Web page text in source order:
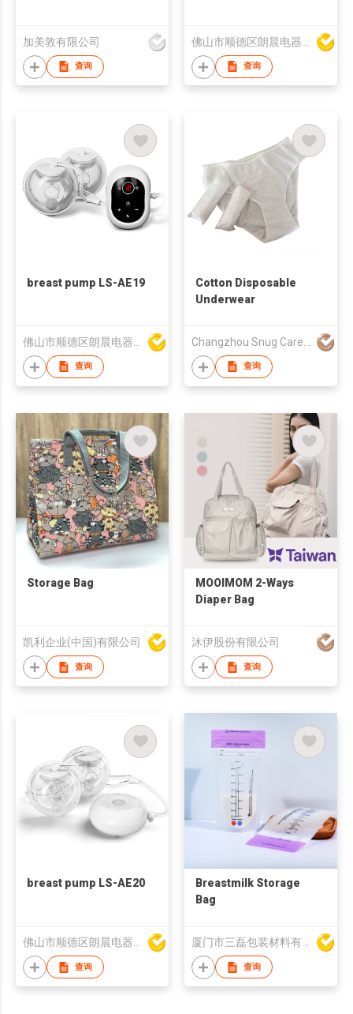
加美敦有限公司
查询 查询
breast pump LS-AE19
查询
Cotton Disposable
Underwear
查询
Storage Bag
凯利企业(中国)有限公司
查询
MOOIMOM 2-Ways
Diaper Bag
沐伊股份有限公司
查询
breast pump LS-AE20
佛山市顺德区朗晨电器制造有限公司
查询
Breastmilk Storage
Bag
厦门市三磊包装材料有限公司
查询